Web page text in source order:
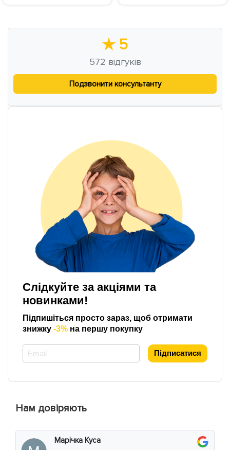
★ 5
572 відгуків
Подзвонити консультанту
Слідкуйте за акціями та
новинками!
Підпишіться просто зараз, щоб отримати
знижку -3% на першу покупку
Підписатися
Нам довіряють
Марічка Куса